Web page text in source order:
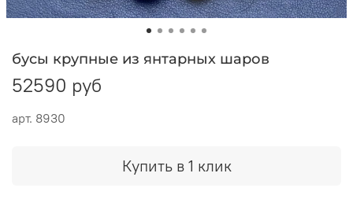
арт. 8930
бусы крупные из янтарных шаров
52590 руб
Купить в 1 клик